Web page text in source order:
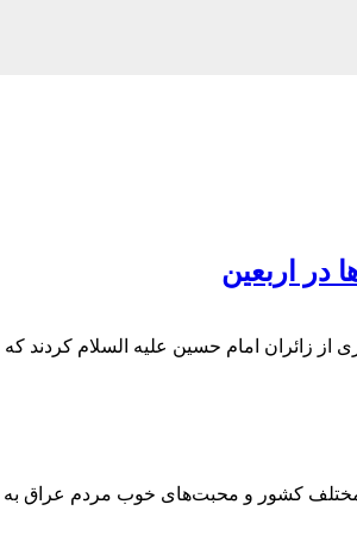
در اربعین
از زائران امام حسین علیه السلام کردند
مختلف کشور و محبت‌های خوب مردم عراق به